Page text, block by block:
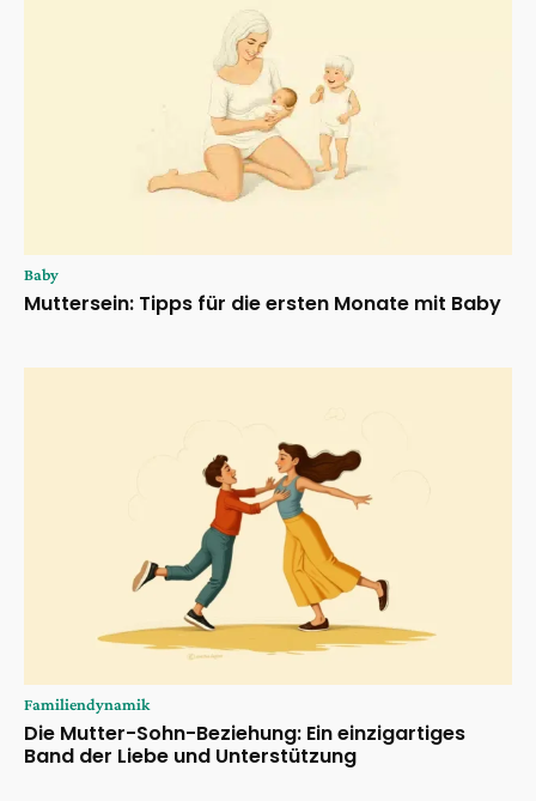
Baby
Muttersein: Tipps für die ersten Monate mit Baby
Familiendynamik
Die Mutter-Sohn-Beziehung: Ein einzigartiges
Band der Liebe und Unterstützung